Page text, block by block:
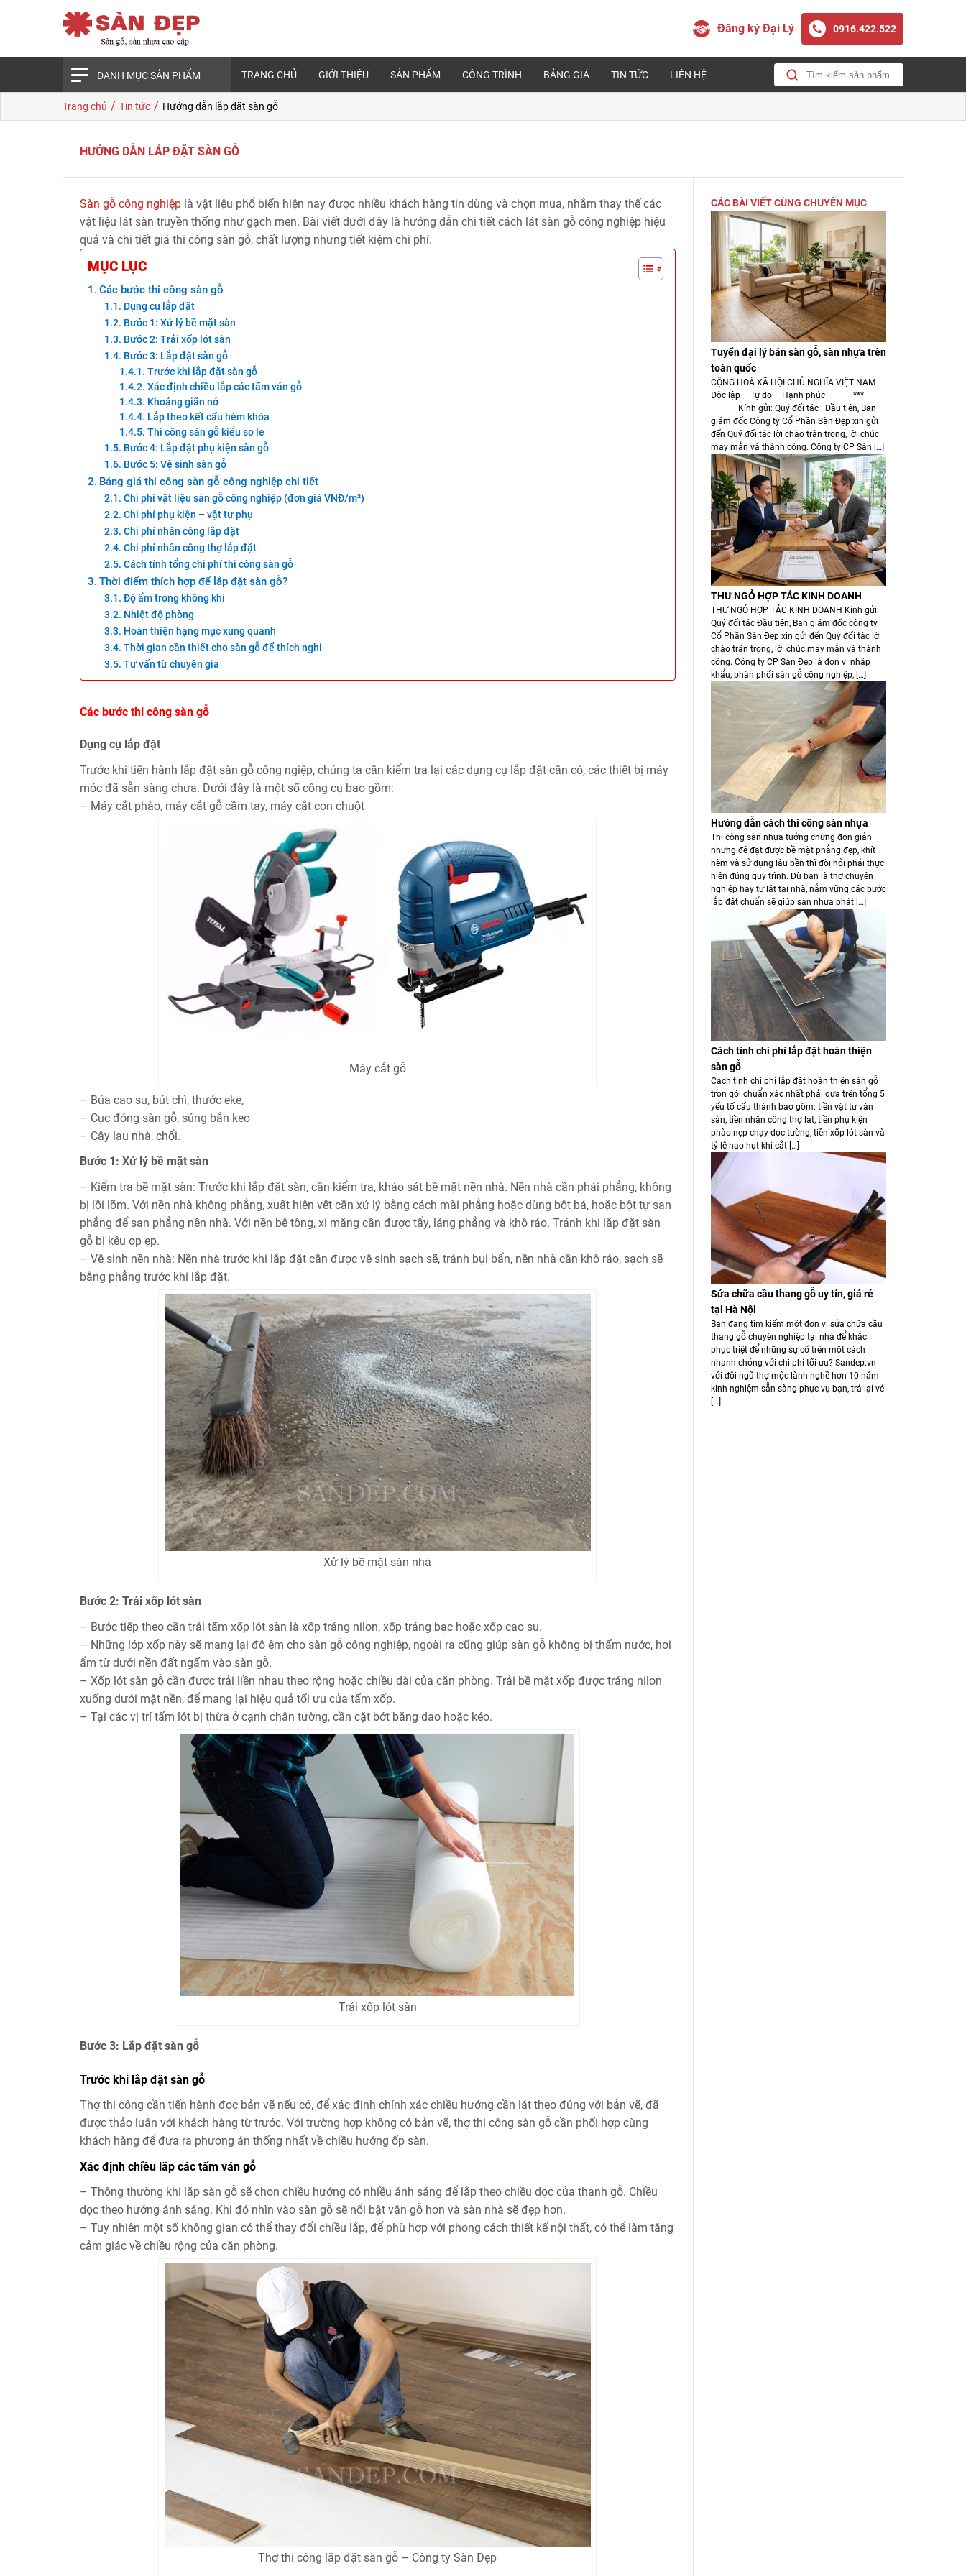
Đăng ký Đại Lý 0916.422.522
DANH MỤC SẢN PHẨM TRANG CHỦ GIỚI THIỆU SẢN PHẨM CÔNG TRÌNH BẢNG GIÁ TIN TỨC LIÊN HỆ
Trang chủ / Tin tức / Hướng dẫn lắp đặt sàn gỗ
HƯỚNG DẪN LẮP ĐẶT SÀN GỖ
Sàn gỗ công nghiệp là vật liệu phổ biến hiện nay được nhiều khách hàng tin dùng và chọn mua, nhằm thay thế các
vật liệu lát sàn truyền thống như gạch men. Bài viết dưới đây là hướng dẫn chi tiết cách lát sàn gỗ công nghiệp hiệu
quả và chi tiết giá thi công sàn gỗ, chất lượng nhưng tiết kiệm chi phí.
MỤC LỤC
Các bước thi công sàn gỗ
Dụng cụ lắp đặt
Bước 1: Xử lý bề mặt sàn
Bước 2: Trải xốp lót sàn
Bước 3: Lắp đặt sàn gỗ
Trước khi lắp đặt sàn gỗ
Xác định chiều lắp các tấm ván gỗ
Khoảng giãn nở
Lắp theo kết cấu hèm khóa
Thi công sàn gỗ kiểu so le
Bước 4: Lắp đặt phụ kiện sàn gỗ
Bước 5: Vệ sinh sàn gỗ
Bảng giá thi công sàn gỗ công nghiệp chi tiết
Chi phí vật liệu sàn gỗ công nghiệp (đơn giá VNĐ/m²)
Chi phí phụ kiện – vật tư phụ
Chi phí nhân công lắp đặt
Chi phí nhân công thợ lắp đặt
Cách tính tổng chi phí thi công sàn gỗ
Thời điểm thích hợp để lắp đặt sàn gỗ?
Độ ẩm trong không khí
Nhiệt độ phòng
Hoàn thiện hạng mục xung quanh
Thời gian cần thiết cho sàn gỗ để thích nghi
Tư vấn từ chuyên gia
Các bước thi công sàn gỗ
Dụng cụ lắp đặt
Trước khi tiến hành lắp đặt sàn gỗ công ngiệp, chúng ta cần kiểm tra lại các dụng cụ lắp đặt cần có, các thiết bị máy
móc đã sẵn sàng chưa. Dưới đây là một số công cụ bao gồm:
– Máy cắt phào, máy cắt gỗ cầm tay, máy cắt con chuột
Máy cắt gỗ
– Búa cao su, bút chì, thước eke,
– Cục đóng sàn gỗ, súng bắn keo
– Cây lau nhà, chổi.
Bước 1: Xử lý bề mặt sàn
– Kiểm tra bề mặt sàn: Trước khi lắp đặt sàn, cần kiểm tra, khảo sát bề mặt nền nhà. Nền nhà cần phải phẳng, không
bị lồi lõm. Với nền nhà không phẳng, xuất hiện vết cần xử lý bằng cách mài phẳng hoặc dùng bột bả, hoặc bột tự san
phẳng để san phẳng nền nhà. Với nền bê tông, xi măng cần được tẩy, láng phẳng và khô ráo. Tránh khi lắp đặt sàn
gỗ bị kêu ọp ẹp.
– Vệ sinh nền nhà: Nền nhà trước khi lắp đặt cần được vệ sinh sạch sẽ, tránh bụi bẩn, nền nhà cần khô ráo, sạch sẽ
bằng phẳng trước khi lắp đặt.
Xử lý bề mặt sàn nhà
Bước 2: Trải xốp lót sàn
– Bước tiếp theo cần trải tấm xốp lót sàn là xốp tráng nilon, xốp tráng bạc hoặc xốp cao su.
– Những lớp xốp này sẽ mang lại độ êm cho sàn gỗ công nghiệp, ngoài ra cũng giúp sàn gỗ không bị thấm nước, hơi
ẩm từ dưới nền đất ngấm vào sàn gỗ.
– Xốp lót sàn gỗ cần được trải liền nhau theo rộng hoặc chiều dài của căn phòng. Trải bề mặt xốp được tráng nilon
xuống dưới mặt nền, để mang lại hiệu quả tối ưu của tấm xốp.
– Tại các vị trí tấm lót bị thừa ở cạnh chân tường, cần cặt bớt bằng dao hoặc kéo.
Trải xốp lót sàn
Bước 3: Lắp đặt sàn gỗ
Trước khi lắp đặt sàn gỗ
Thợ thi công cần tiến hành đọc bản vẽ nếu có, để xác định chính xác chiều hướng cần lát theo đúng với bản vẽ, đã
được thảo luận với khách hàng từ trước. Với trường hợp không có bản vẽ, thợ thi công sàn gỗ cần phối hợp cùng
khách hàng để đưa ra phương án thống nhất về chiều hướng ốp sàn.
Xác định chiều lắp các tấm ván gỗ
– Thông thường khi lắp sàn gỗ sẽ chọn chiều hướng có nhiều ánh sáng để lắp theo chiều dọc của thanh gỗ. Chiều
dọc theo hướng ánh sáng. Khi đó nhìn vào sàn gỗ sẽ nổi bật vân gỗ hơn và sàn nhà sẽ đẹp hơn.
– Tuy nhiên một số không gian có thể thay đổi chiều lắp, để phù hợp với phong cách thiết kế nội thất, có thể làm tăng
cảm giác về chiều rộng của căn phòng.
Thợ thi công lắp đặt sàn gỗ – Công ty Sàn Đẹp
CÁC BÀI VIẾT CÙNG CHUYÊN MỤC
Tuyển đại lý bán sàn gỗ, sàn nhựa trên
toàn quốc
CỘNG HOÀ XÃ HỘI CHỦ NGHĨA VIỆT NAM
Độc lập – Tự do – Hạnh phúc ————***
———– Kính gửi: Quý đối tác Đầu tiên, Ban
giám đốc Công ty Cổ Phần Sàn Đẹp xin gửi
đến Quý đối tác lời chào trân trọng, lời chúc
may mắn và thành công. Công ty CP Sàn […]
THƯ NGỎ HỢP TÁC KINH DOANH
THƯ NGỎ HỢP TÁC KINH DOANH Kính gửi:
Quý đối tác Đầu tiên, Ban giám đốc công ty
Cổ Phần Sàn Đẹp xin gửi đến Quý đối tác lời
chào trân trọng, lời chúc may mắn và thành
công. Công ty CP Sàn Đẹp là đơn vị nhập
khẩu, phân phối sàn gỗ công nghiệp, […]
Hướng dẫn cách thi công sàn nhựa
Thi công sàn nhựa tưởng chừng đơn giản
nhưng để đạt được bề mặt phẳng đẹp, khít
hèm và sử dụng lâu bền thì đòi hỏi phải thực
hiện đúng quy trình. Dù bạn là thợ chuyên
nghiệp hay tự lát tại nhà, nắm vững các bước
lắp đặt chuẩn sẽ giúp sàn nhựa phát […]
Cách tính chi phí lắp đặt hoàn thiện
sàn gỗ
Cách tính chi phí lắp đặt hoàn thiện sàn gỗ
trọn gói chuẩn xác nhất phải dựa trên tổng 5
yếu tố cấu thành bao gồm: tiền vật tư ván
sàn, tiền nhân công thợ lát, tiền phụ kiện
phào nẹp chạy dọc tường, tiền xốp lót sàn và
tỷ lệ hao hụt khi cắt […]
Sửa chữa cầu thang gỗ uy tín, giá rẻ
tại Hà Nội
Bạn đang tìm kiếm một đơn vị sửa chữa cầu
thang gỗ chuyên nghiệp tại nhà để khắc
phục triệt để những sự cố trên một cách
nhanh chóng với chi phí tối ưu? Sandep.vn
với đội ngũ thợ mộc lành nghề hơn 10 năm
kinh nghiệm sẵn sàng phục vụ bạn, trả lại vẻ
[…]